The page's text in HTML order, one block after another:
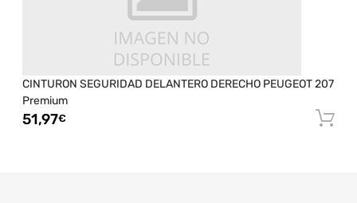
CINTURON SEGURIDAD DELANTERO DERECHO PEUGEOT 207
Premium
51,97€